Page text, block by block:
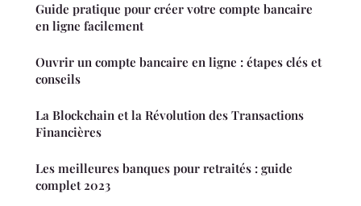
Guide pratique pour créer votre compte bancaire
en ligne facilement
Ouvrir un compte bancaire en ligne : étapes clés et
conseils
La Blockchain et la Révolution des Transactions
Financières
Les meilleures banques pour retraités : guide
complet 2023